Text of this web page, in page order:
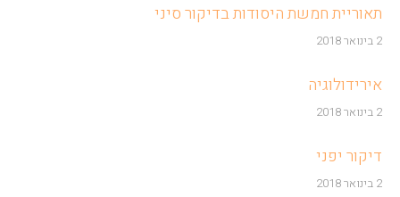
תאוריית חמשת היסודות בדיקור סיני
2 בינואר 2018
אירידולוגיה
2 בינואר 2018
דיקור יפני
2 בינואר 2018